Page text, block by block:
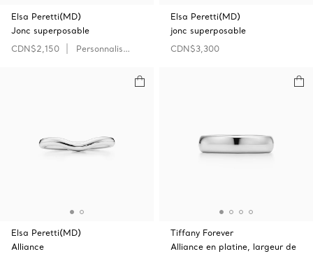
Elsa Peretti(MD)
Jonc superposable
CDN$2,150
Personnaliser
Elsa Peretti(MD)
jonc superposable
CDN$3,300
Elsa Peretti(MD)
Alliance
Tiffany Forever
Alliance en platine, largeur de